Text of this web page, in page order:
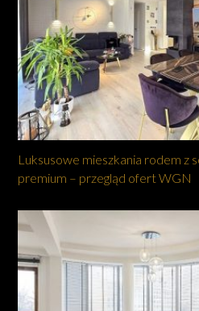
Luksusowe mieszkania rodem z
premium – przegląd ofert WGN